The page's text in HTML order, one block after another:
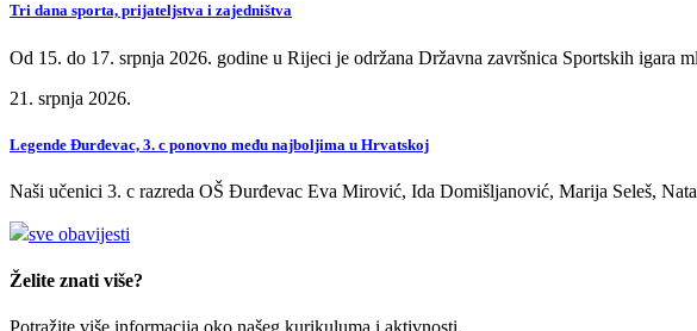
Tri dana sporta, prijateljstva i zajedništva
Od 15. do 17. srpnja 2026. godine u Rijeci je održana Državna završnica Sportskih igara
21. srpnja 2026.
Legende Đurđevac, 3. c ponovno među najboljima u Hrvatskoj
Naši učenici 3. c razreda OŠ Đurđevac Eva Mirović, Ida Domišljanović, Marija Seleš,
sve obavijesti
Želite znati više?